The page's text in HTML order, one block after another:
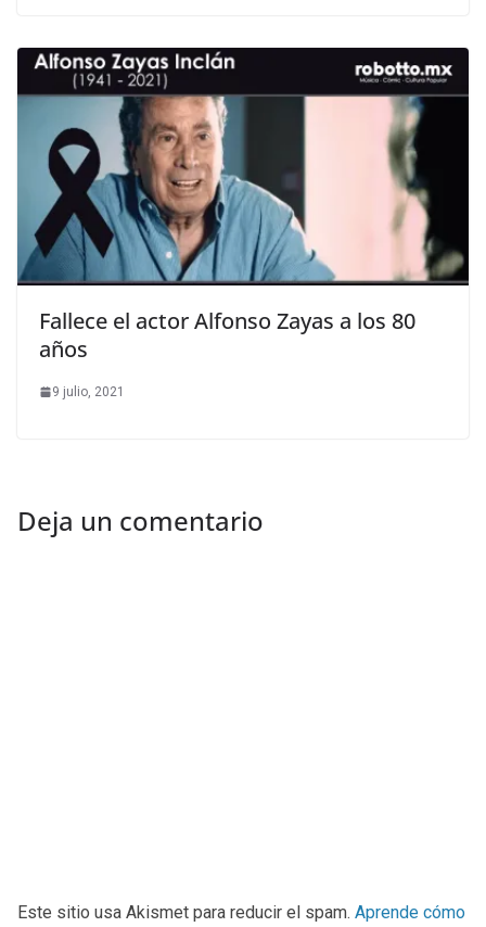
Fallece el actor Alfonso Zayas a los 80
años
9 julio, 2021
Deja un comentario
Este sitio usa Akismet para reducir el spam. Aprende cómo